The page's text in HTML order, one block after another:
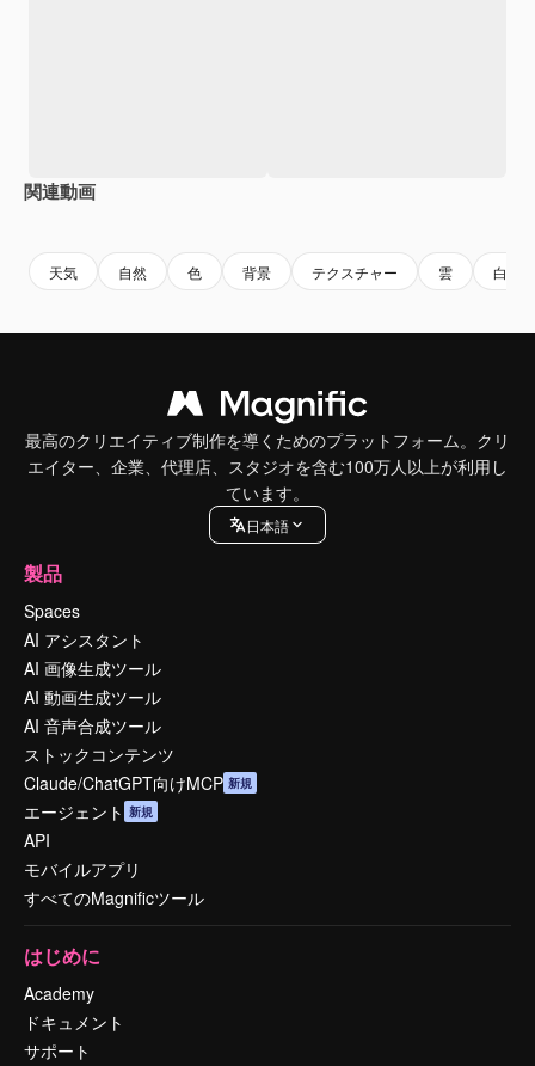
関連動画
天気 自然 色 背景 テクスチャー 雲 白い
最高のクリエイティブ制作を導くためのプラットフォーム。クリ
エイター、企業、代理店、スタジオを含む100万人以上が利用し
ています。
日本語
製品
Spaces
AI アシスタント
AI 画像生成ツール
AI 動画生成ツール
AI 音声合成ツール
ストックコンテンツ
Claude/ChatGPT向けMCP 新規
エージェント 新規
API
モバイルアプリ
すべてのMagnificツール
はじめに
Academy
ドキュメント
サポート